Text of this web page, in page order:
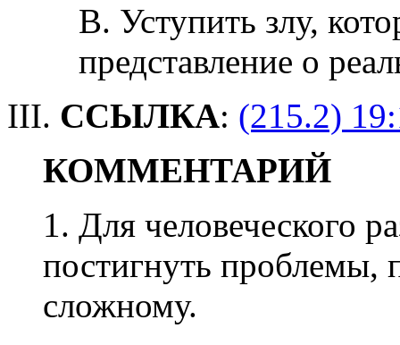
B. Уступить злу,
представление о
III. ССЫЛКА: (215.2)
КОММЕНТАРИЙ
1. Для человеческого
постигнуть проблемы,
сложному.